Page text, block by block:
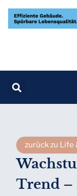
zurück zu Life
Trend –